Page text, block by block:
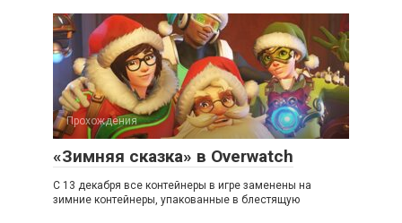
Прохождения
«Зимняя сказка» в Overwatch
С 13 декабря все контейнеры в игре заменены на
зимние контейнеры, упакованные в блестящую